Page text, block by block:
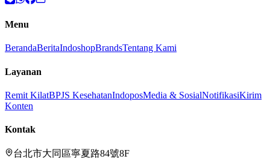
Menu
BerandaBeritaIndoshopBrandsTentang Kami
Layanan
Remit KilatBPJS KesehatanIndoposMedia & SosialNotifikasiKirim
Konten
Kontak
台北市大同區寧夏路84號8F